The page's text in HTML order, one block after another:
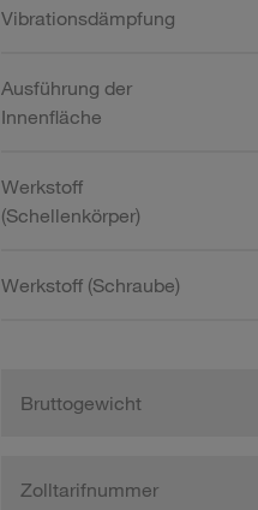
Vibrationsdämpfung
Ausführung der
Innenfläche
Werkstoff
(Schellenkörper)
Werkstoff (Schraube)
Bruttogewicht
Zolltarifnummer